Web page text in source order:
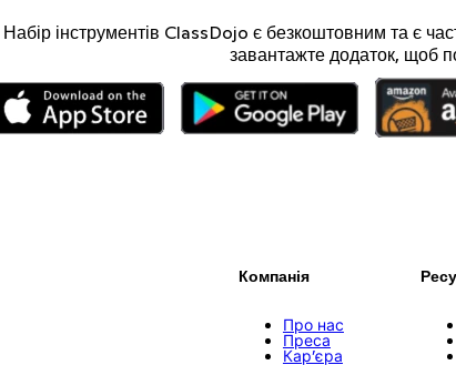
Набір інструментів ClassDojo є безкоштовним та є
завантажте додаток, щоб
Компанія
Про нас
Преса
Кар’єра